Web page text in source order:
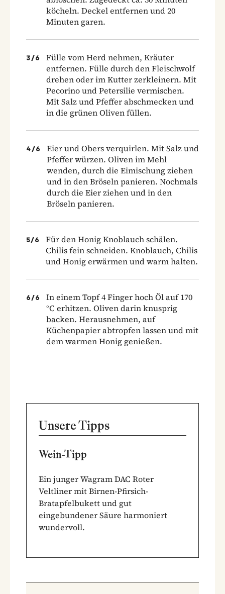
köcheln. Deckel entfernen und 20
Minuten garen.
3 /6
Fülle vom Herd nehmen, Kräuter
entfernen. Fülle durch den Fleischwolf
drehen oder im Kutter zerkleinern. Mit
Pecorino und Petersilie vermischen.
Mit Salz und Pfeffer abschmecken und
in die grünen Oliven füllen.
4 /6
Eier und Obers verquirlen. Mit Salz und
Pfeffer würzen. Oliven im Mehl
wenden, durch die Eimischung ziehen
und in den Bröseln panieren. Nochmals
durch die Eier ziehen und in den
Bröseln panieren.
5/6
Für den Honig Knoblauch schälen.
Chilis fein schneiden. Knoblauch, Chilis
und Honig erwärmen und warm halten.
6/6
In einem Topf 4 Finger hoch Öl auf 170
°C erhitzen. Oliven darin knusprig
backen. Herausnehmen, auf
Küchenpapier abtropfen lassen und mit
dem warmen Honig genießen.
Unsere Tipps
Wein-Tipp
Ein junger Wagram DAC Roter
Veltliner mit Birnen-Pfirsich-
Bratapfelbukett und gut
eingebundener Säure harmoniert
wundervoll.